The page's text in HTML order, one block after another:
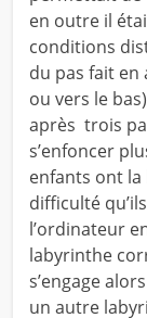
en outre il
conditions
du pas fait en
ou vers le
après trois
s’enfoncer
enfants ont
difficulté
l’ordinateur
labyrinthe
s’engage
un autre